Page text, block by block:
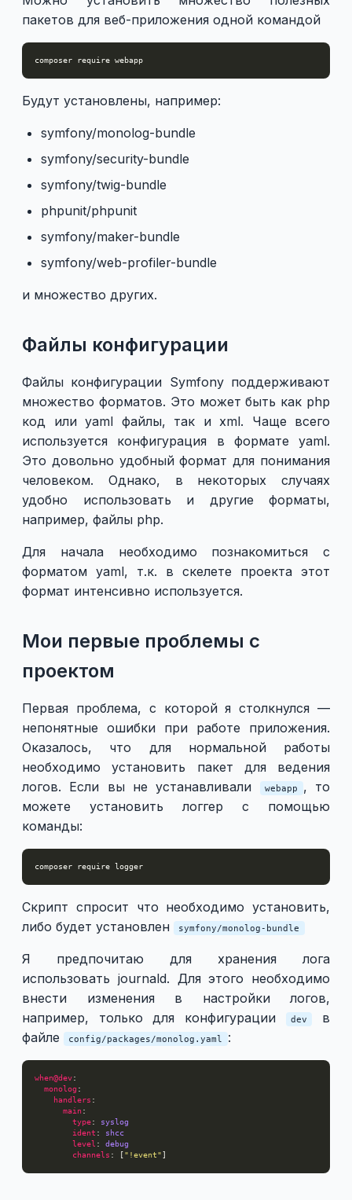
пакетов для веб-приложения одной командой
Будут установлены, например:
symfony/monolog-bundle
symfony/security-bundle
symfony/twig-bundle
phpunit/phpunit
symfony/maker-bundle
symfony/web-profiler-bundle
и множество других.
Файлы конфигурации
Файлы конфигурации Symfony поддерживают
множество форматов. Это может быть как php
код или yaml файлы, так и xml. Чаще всего
используется конфигурация в формате yaml.
Это довольно удобный формат для понимания
человеком. Однако, в некоторых случаях
удобно использовать и другие форматы,
например, файлы php.
Для начала необходимо познакомиться с
форматом yaml, т.к. в скелете проекта этот
формат интенсивно используется.
Мои первые проблемы с
проектом
Первая проблема, с которой я столкнулся —
непонятные ошибки при работе приложения.
Оказалось, что для нормальной работы
необходимо установить пакет для ведения
логов. Если вы не устанавливали
webapp , то
можете установить логгер с помощью
команды:
Скрипт спросит что необходимо установить,
либо будет установлен
symfony/monolog-bundle
Я предпочитаю для хранения лога
использовать journald. Для этого необходимо
внести изменения в настройки логов,
например, только для конфигурации
dev
в
файле
config/packages/monolog.yaml :
when@dev
monolog
handlers
main
type: syslog
ident : shcc
level : debug
channels : ["!event"